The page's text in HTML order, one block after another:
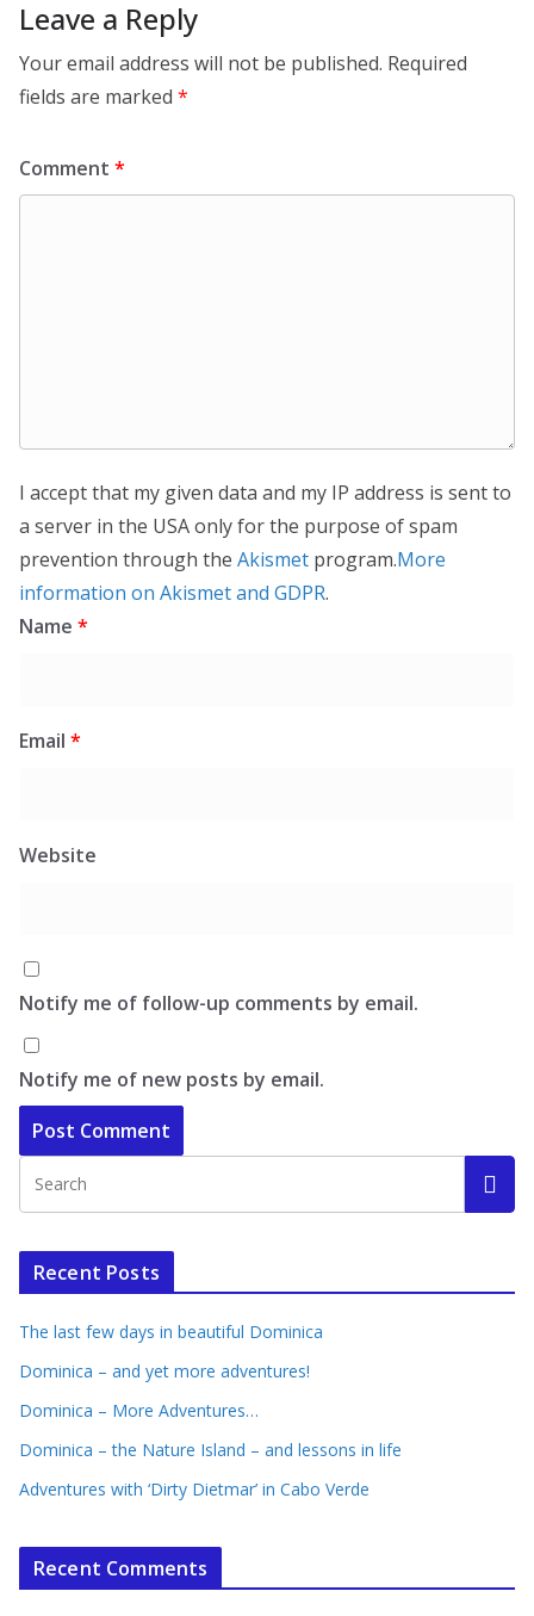
Leave a Reply
Your email address will not be published. Required
fields are marked *
Comment *
I accept that my given data and my IP address is sent to
a server in the USA only for the purpose of spam
prevention through the Akismet program.More
information on Akismet and GDPR.
Name *
Email *
Website
Notify me of follow-up comments by email.
Notify me of new posts by email.
Recent Posts
The last few days in beautiful Dominica
Dominica – and yet more adventures!
Dominica – More Adventures…
Dominica – the Nature Island – and lessons in life
Adventures with ‘Dirty Dietmar’ in Cabo Verde
Recent Comments